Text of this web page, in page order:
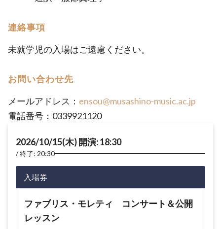
連絡事項
未就学児の入場はご遠慮ください。
お問い合わせ先
メールアドレス： ensou@musashino-music.ac.jp
電話番号：0339921120
2026/10/15(木) 開演: 18:30
終了: 20:30
入場券
ファブリス・モレティ コンサート＆公開
レッスン